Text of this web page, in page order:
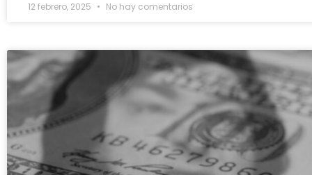
12 febrero, 2025 No hay comentarios